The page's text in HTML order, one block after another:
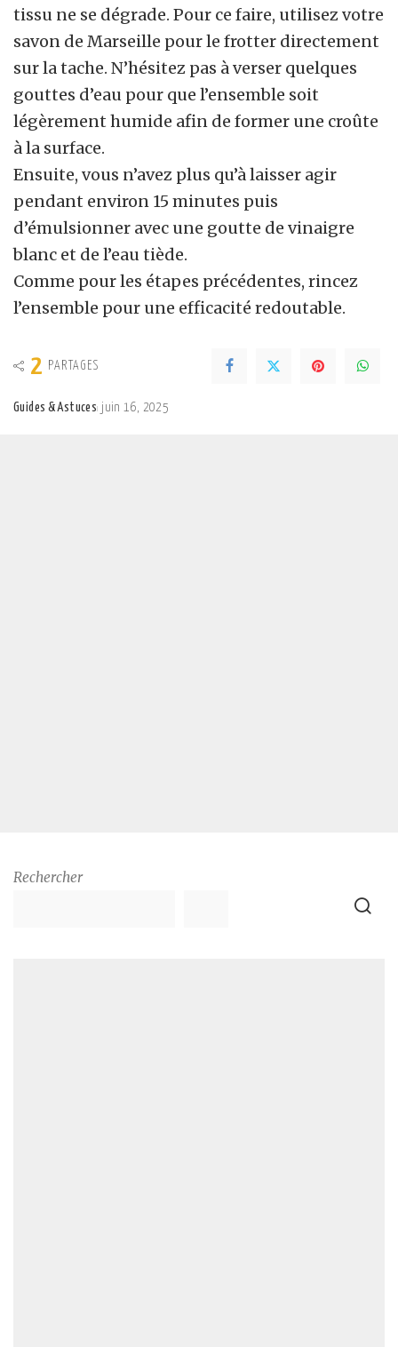
tissu ne se dégrade. Pour ce faire, utilisez votre
savon de Marseille pour le frotter directement
sur la tache. N’hésitez pas à verser quelques
gouttes d’eau pour que l’ensemble soit
légèrement humide afin de former une croûte
à la surface.
Ensuite, vous n’avez plus qu’à laisser agir
pendant environ 15 minutes puis
d’émulsionner avec une goutte de vinaigre
blanc et de l’eau tiède.
Comme pour les étapes précédentes, rincez
l’ensemble pour une efficacité redoutable.
2 PARTAGES
Guides & Astuces juin 16, 2025
Rechercher